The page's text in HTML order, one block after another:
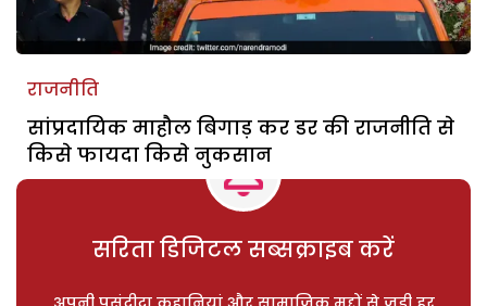
राजनीति
सांप्रदायिक माहौल बिगाड़ कर डर की राजनीति से
किसे फायदा किसे नुकसान
सरिता डिजिटल सब्सक्राइब करें